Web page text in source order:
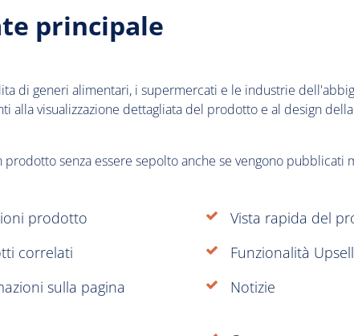
principale
di generi alimentari, i supermercati e le industrie
visualizzazione dettagliata del prodotto e al design
senza essere sepolto anche se vengono pubblicati
prodotto Vista rapida del
correlati Funzionalità Upsell
sulla pagina Notizie